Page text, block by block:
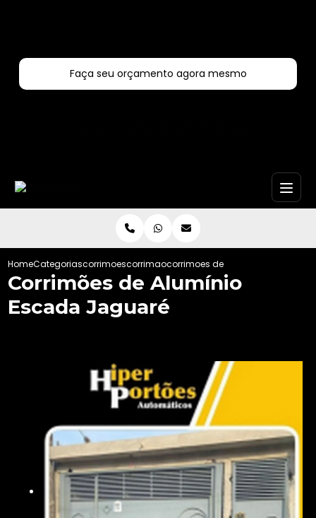
Faça seu orçamento agora mesmo
HomeCategoriascorrimoescorrimaocorrimoes de aluminio escada
Corrimões de Alumínio
Escada Jaguaré